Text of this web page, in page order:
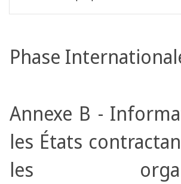
Phase
Annexe B -
les États
les